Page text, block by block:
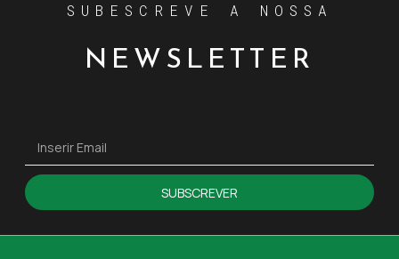
SUBESCREVE A NOSSA
NEWSLETTER
SUBSCREVER